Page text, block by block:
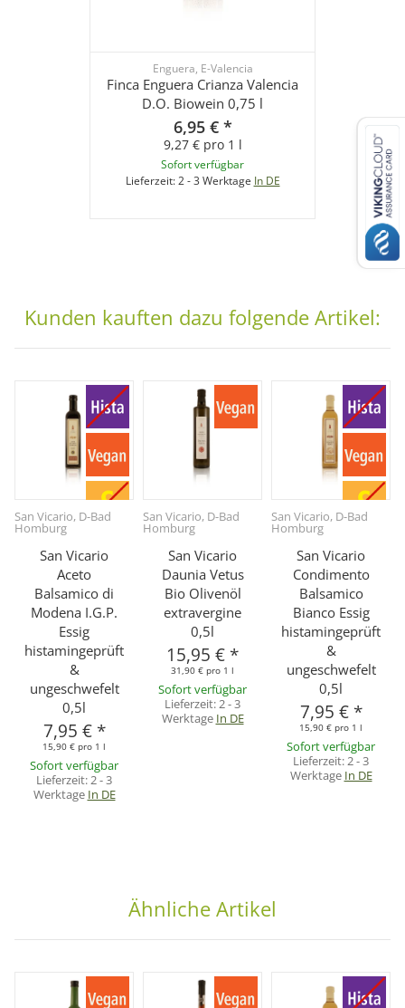
Enguera, E-Valencia
Finca Enguera Crianza Valencia
D.O. Biowein 0,75 l
6,95 € *
9,27 € pro 1 l
Sofort verfügbar
Lieferzeit:2 - 3 Werktage In DE
Kunden kauften dazu folgende Artikel:
San Vicario, D-Bad
Homburg
San Vicario
Aceto
Balsamico di
Modena I.G.P.
Essig
histamingeprüft
&
ungeschwefelt
0,5l
7,95 € *
15,90 € pro 1 l
Sofort verfügbar
Lieferzeit:2 - 3
Werktage In DE
San Vicario, D-Bad
Homburg
San Vicario
Daunia Vetus
Bio Olivenöl
extravergine
0,5l
15,95 € *
31,90 € pro 1 l
Sofort verfügbar
Lieferzeit:2 - 3
Werktage In DE
San Vicario, D-Bad
Homburg
San Vicario
Condimento
Balsamico
Bianco Essig
histamingeprüft
&
ungeschwefelt
0,5l
7,95 € *
15,90 € pro 1 l
Sofort verfügbar
Lieferzeit:2 - 3
Werktage In DE
Ähnliche Artikel